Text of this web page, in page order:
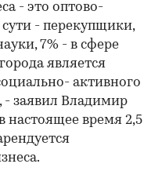
- это оптово-
- перекупщики,
7% - в сфере
является
активного
- заявил Владимир
настоящее время 2,5